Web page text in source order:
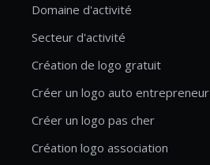
Domaine d'activité
Secteur d'activité
Création de logo gratuit
Créer un logo auto entrepreneur
Créer un logo pas cher
Création logo association